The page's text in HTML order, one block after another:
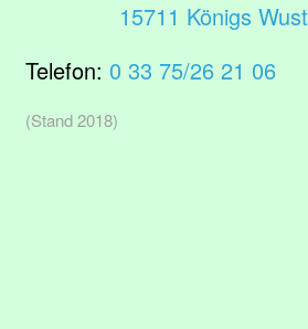
15711 Königs
Telefon: 0 33 75/26 21 06
(Stand 2018)